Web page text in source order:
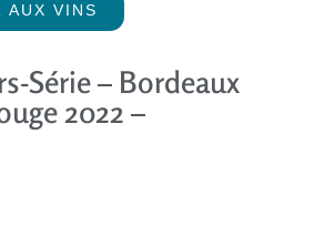
AUX VINS
Série – Bordeaux
2022 –